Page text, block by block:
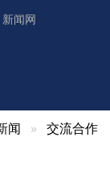
新闻网
闻 交流合作